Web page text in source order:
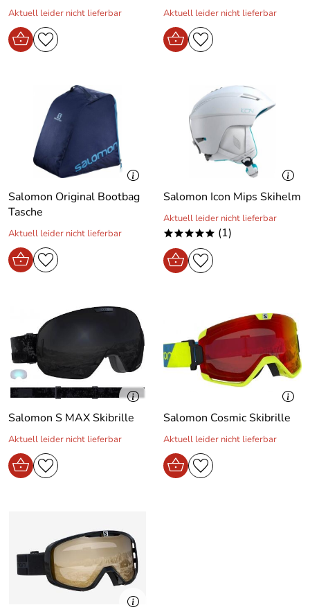
Aktuell leider nicht lieferbar Aktuell leider nicht lieferbar
Salomon Original Bootbag
Tasche
Aktuell leider nicht lieferbar
Salomon Icon Mips Skihelm
Aktuell leider nicht lieferbar
***** (1)
Salomon S MAX Skibrille
Aktuell leider nicht lieferbar
Salomon Cosmic Skibrille
Aktuell leider nicht lieferbar